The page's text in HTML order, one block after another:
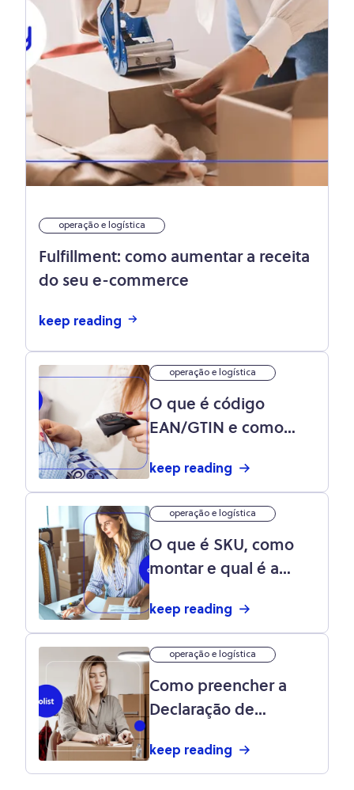
operação e logística
Fulfillment: como aumentar a receita
do seu e-commerce
keep reading
operação e logística
O que é código
EAN/GTIN e como
barras?
keep reading
operação e logística
O que é SKU, como
montar e qual é a
gestão do estoque?
keep reading
operação e logística
Como preencher a
Declaração de
Correios: passo a
keep reading